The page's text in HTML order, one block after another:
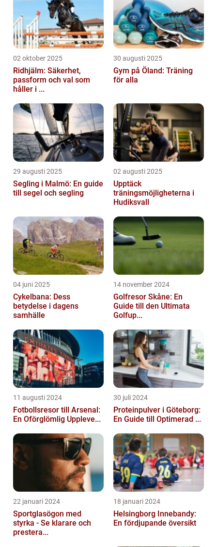
02 oktober 2025
Ridhjälm: Säkerhet,
passform och val som
håller i ...
30 augusti 2025
Gym på Öland: Träning
för alla
29 augusti 2025
Segling i Malmö: En guide
till segel och segling
02 augusti 2025
Upptäck
träningsmöjligheterna i
Hudiksvall
04 juni 2025
Cykelbana: Dess
betydelse i dagens
samhälle
14 november 2024
Golfresor Skåne: En
Guide till den Ultimata
Golfup...
11 augusti 2024
Fotbollsresor till Arsenal:
En Oförglömlig Uppleve...
30 juli 2024
Proteinpulver i Göteborg:
En Guide till Optimerad ...
22 januari 2024
Sportglasögon med
styrka - Se klarare och
prestera...
18 januari 2024
Helsingborg Innebandy:
En fördjupande översikt